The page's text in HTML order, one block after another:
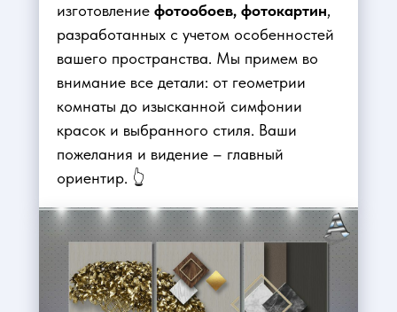
изготовление фотообоев, фотокартин,
разработанных с учетом особенностей
вашего пространства. Мы примем во
внимание все детали: от геометрии
комнаты до изысканной симфонии
красок и выбранного стиля. Ваши
пожелания и видение – главный
ориентир. 👆